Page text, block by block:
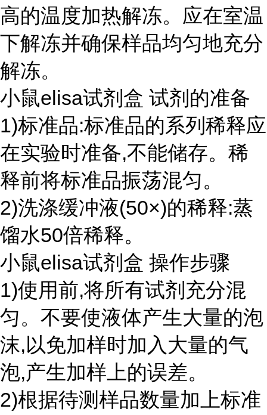
高的温度加热解冻。应在室温
下解冻并确保样品均匀地充分
解冻。
小鼠elisa试剂盒 试剂的准备
1)标准品:标准品的系列稀释应
在实验时准备,不能储存。稀
释前将标准品振荡混匀。
2)洗涤缓冲液(50×)的稀释:蒸
馏水50倍稀释。
小鼠elisa试剂盒 操作步骤
1)使用前,将所有试剂充分混
匀。不要使液体产生大量的泡
沫,以免加样时加入大量的气
泡,产生加样上的误差。
2)根据待测样品数量加上标准